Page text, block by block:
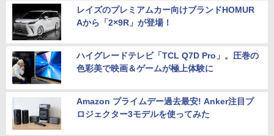
レイズのプレミアムカー向けブランドHOMUR
Aから「2×9R」が登場！
ハイグレードテレビ「TCL Q7D Pro」。圧巻の
色彩美で映画＆ゲームが極上体験に
Amazon プライムデー過去最安! Anker注目プ
ロジェクター3モデルを使ってみた